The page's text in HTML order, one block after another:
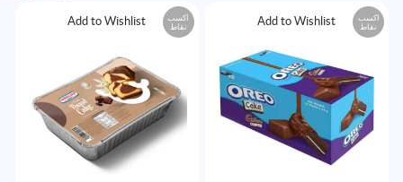
Add to Wishlist
اكسب
نقاط
Add to Wishlist
اكسب
نقاط